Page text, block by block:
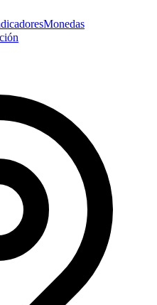
Monedas